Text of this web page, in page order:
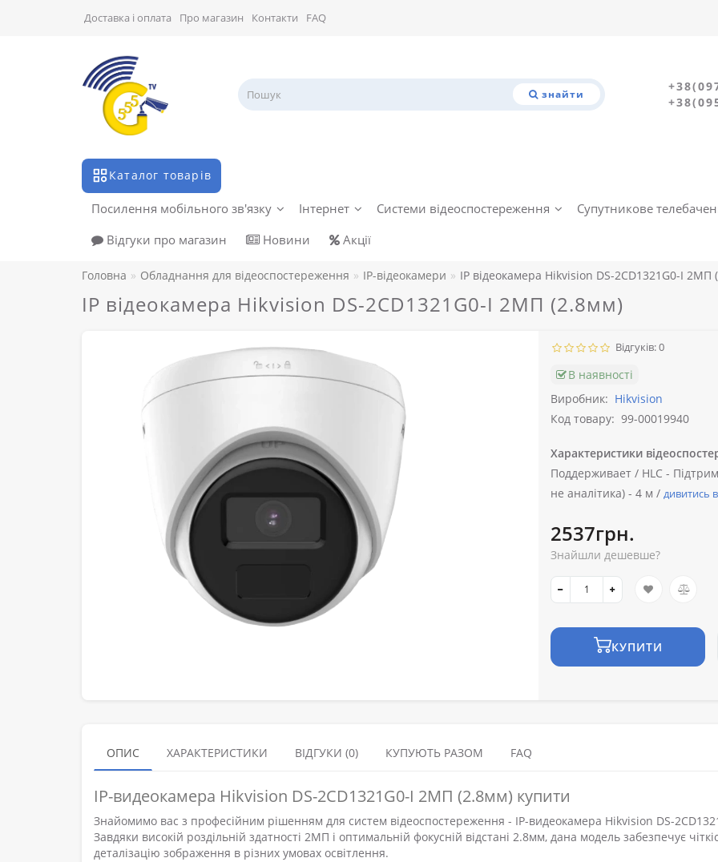
Доставка і оплата Про магазин Контакти FAQ
знайти
Каталог товарів
Посилення мобільного зв'язку Інтернет Системи відеоспостереження Супутникове
Відгуки про магазин
Новини Акції
Головна Обладнання для відеоспостереження IP-відеокамери IP відеокамера Hikvision DS-2CD1321G0-I 2МП
IP відеокамера Hikvision DS-2CD1321G0-I 2МП (2.8мм)
Відгуків: 0
В наявності
Виробник: Hikvision
Код товару: 99-00019940
Характеристики
Поддерживает / HLC -
не аналітика) - 4 м / дивитись
2537грн.
Знайшли дешевше?
КУПИТИ
ОПИС ХАРАКТЕРИСТИКИ ВІДГУКИ (0) КУПУЮТЬ РАЗОМ FAQ
IP-видеокамера Hikvision DS-2CD1321G0-I 2МП (2.8мм) купити
Знайомимо вас з професійним рішенням для систем відеоспостереження - IP-видеокамера Hikvision DS-
Завдяки високій роздільній здатності 2МП і оптимальній фокусній відстані 2.8мм, дана модель забезпечує
деталізацію зображення в різних умовах освітлення.